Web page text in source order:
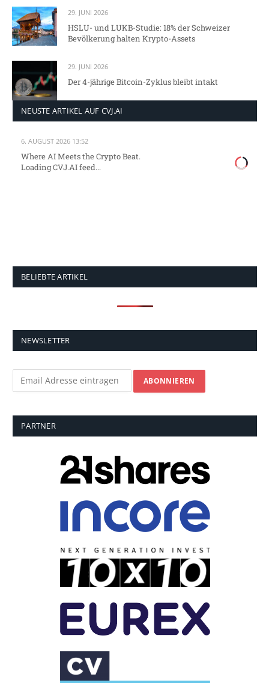
29. JUNI 2026
HSLU- und LUKB-Studie: 18% der Schweizer
Bevölkerung halten Krypto-Assets
29. JUNI 2026
Der 4-jährige Bitcoin-Zyklus bleibt intakt
NEUSTE ARTIKEL AUF CVJ.AI
6. AUGUST 2026 13:52
Where AI Meets the Crypto Beat.
Loading CVJ.AI feed...
BELIEBTE ARTIKEL
NEWSLETTER
PARTNER